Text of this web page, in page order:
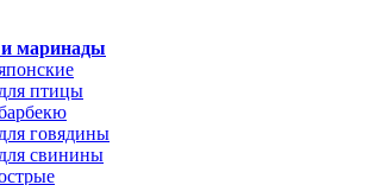
маринады
птицы
говядины
свинины